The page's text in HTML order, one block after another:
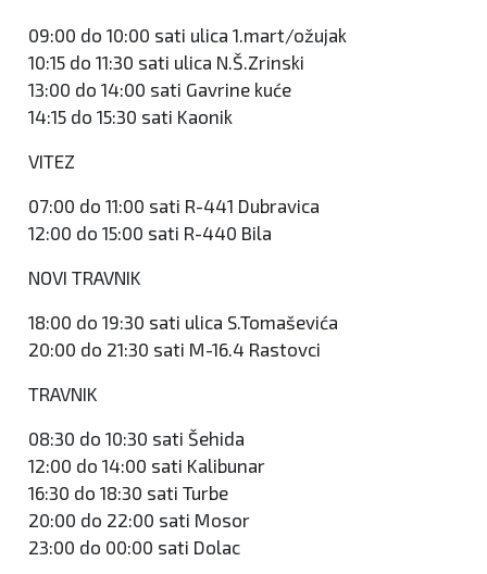
09:00 do 10:00 sati ulica 1.mart/ožujak
10:15 do 11:30 sati ulica N.Š.Zrinski
13:00 do 14:00 sati Gavrine kuće
14:15 do 15:30 sati Kaonik
VITEZ
07:00 do 11:00 sati R-441 Dubravica
12:00 do 15:00 sati R-440 Bila
NOVI TRAVNIK
18:00 do 19:30 sati ulica S.Tomaševića
20:00 do 21:30 sati M-16.4 Rastovci
TRAVNIK
08:30 do 10:30 sati Šehida
12:00 do 14:00 sati Kalibunar
16:30 do 18:30 sati Turbe
20:00 do 22:00 sati Mosor
23:00 do 00:00 sati Dolac